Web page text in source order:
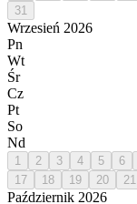
31
Wrzesień 2026
Pn
Wt
Śr
Cz
Pt
So
Nd
1 2 3 4 5 6
17
18 19 20 21
Październik 2026